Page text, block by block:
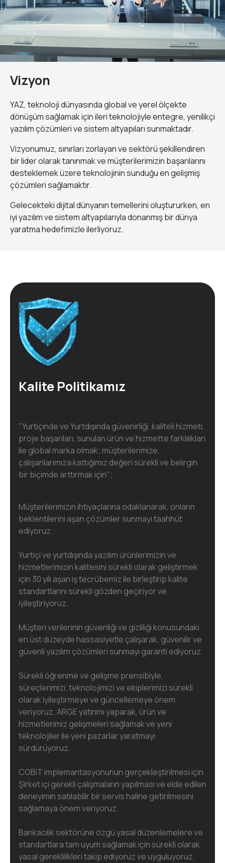
Vizyon
YAZ, teknoloji dünyasında global ve yerel ölçekte
dönüşüm sağlamak için ileri teknolojiyle entegre, yenilikçi
yazılım çözümleri ve sistem altyapıları sunmaktadır.
Vizyonumuz, sınırları zorlayan ve sektörü şekillendiren
bir lider olarak tanınmak ve müşterilerimizin başarılarını
desteklemek üzere teknolojinin sunduğu en gelişmiş
çözümleri sağlamaktır.
Gelecekteki dijital dünyanın temellerini oluştururken, en
iyi yazılım ve sistem altyapılarıyla donanmış bir dünya
yaratma hedefimizle ilerliyoruz.
Kalite Politikamız
"Yurtiçinde ve Yurtdışında güvenirliği, kaliteli hizmeti,
proje başarıları, sunulan ürün ve hizmette farklılıkları
ile global marka olmak; müşterilerimize,
çalışanlarımıza kattığımız değeri sürekli ve belirgin
bir biçimde arttırmak için";
Müşterilerimizin ihtiyaçlarına odaklanarak, onların
beklentilerini aşan çözümler sunmayı taahhüt
ediyoruz.
Yurtiçi ve yurtdışında yazılım ürünlerimizin ve
hizmetlerimizin kalitesini sürekli olarak geliştirmek
için 30 yılı aşan iş tecrübemiz ile birleştirip kalite
standartlarını sürekli gözden geçiriyor ve
iyileştiriyoruz.
Müşteri verilerinin güvenliği ve gizliliği konusundaki
en üst düzeyde hassasiyetle çalışarak, güvenilir ve
güvenli yazılım çözümleri sunmayı garanti ediyoruz.
Sürekli öğrenme ve gelişme prensibiyle,
süreçlerimizi, teknolojimizi ve ekiplerimizi sürekli
olarak iyileştirmeye ve güncellemeye önem
veriyoruz. ARGE yatırımı yaparak, ürün ve
hizmetlerimiz gelişmeleri sağlamak ve yeni
teknolojiler ile yeni pazarlar yaratmayı
sürdürüyoruz.
COBIT implemantasyonunun gerçekleştirilmesi için
Şirket içi gerekli çalışmaların yapılması ve elde edilen
deneyimin satılabilir bir servis haline getirilmesini
sağlamaya önem veriyoruz.
Bankacılık sektörüne özgü yasal düzenlemelere ve
standartlara tam uyum sağlamak için sürekli olarak
yasal gereklilikleri takip ediyoruz ve uyguluyoruz.